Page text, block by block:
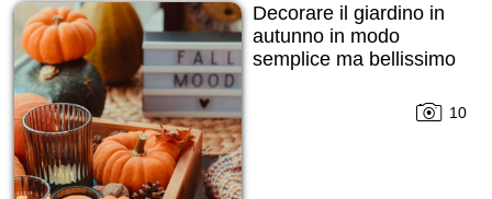
Decorare il giardino in
autunno in modo
semplice ma bellissimo
10